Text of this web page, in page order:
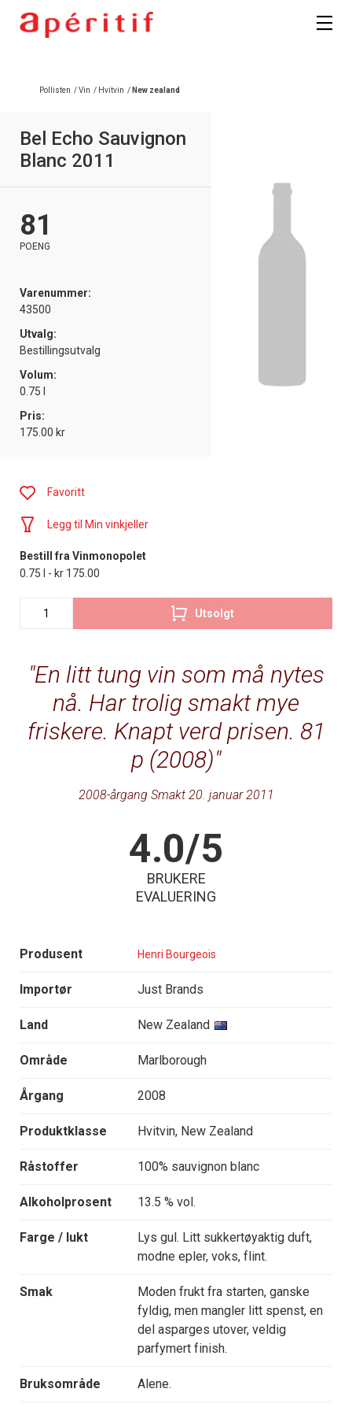
Pollisten /Vin / Hvitvin / New zealand
Bel Echo Sauvignon
Blanc 2011
81
POENG
Varenummer:
43500
Utvalg:
Bestillingsutvalg
Volum:
0.75 l
Pris:
175.00 kr
En litt tung vin som må nytes
nå. Har trolig smakt mye
friskere. Knapt verd prisen. 81
p (2008)
2008-årgang Smakt 20. januar 2011
4.0/5
BRUKERE
EVALUERING
Produsent Henri Bourgeois
Importør Just Brands
Land New Zealand
Område Marlborough
Årgang 2008
Produktklasse Hvitvin, New Zealand
Råstoffer 100% sauvignon blanc
Alkoholprosent 13.5 % vol.
Farge / lukt
Lys gul. Litt sukkertøyaktig duft,
modne epler, voks, flint.
Smak
Moden frukt fra starten, ganske
fyldig, men mangler litt spenst, en
del asparges utover, veldig
parfymert finish.
Bruksområde Alene.
Favoritt
Legg til Min vinkjeller
Bestill fra Vinmonopolet
0.75 l - kr 175.00
Utsolgt